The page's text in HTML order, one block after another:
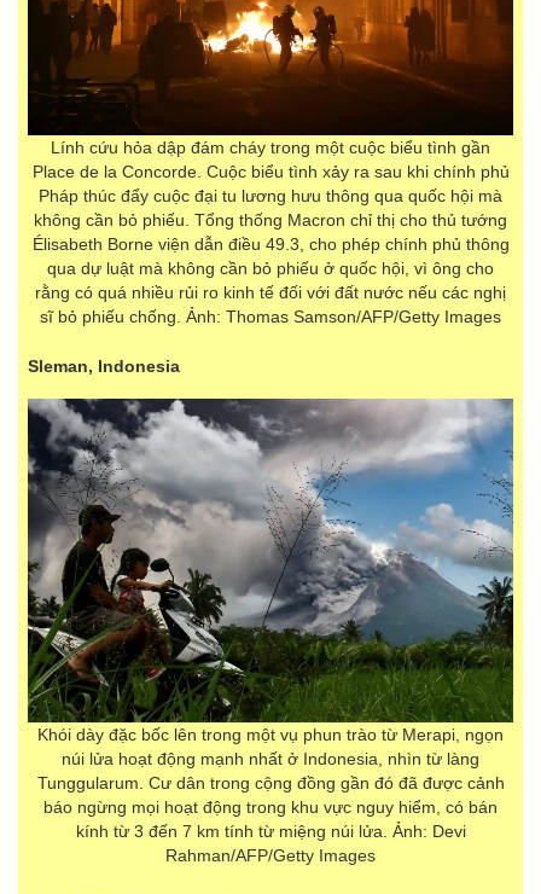
Lính cứu hỏa dập đám cháy trong một cuộc biểu tình gần
Place de la Concorde. Cuộc biểu tình xảy ra sau khi chính phủ
Pháp thúc đẩy cuộc đại tu lương hưu thông qua quốc hội mà
không cần bỏ phiếu. Tổng thống Macron chỉ thị cho thủ tướng
Élisabeth Borne viện dẫn điều 49.3, cho phép chính phủ thông
qua dự luật mà không cần bỏ phiếu ở quốc hội, vì ông cho
rằng có quá nhiều rủi ro kinh tế đối với đất nước nếu các nghị
sĩ bỏ phiếu chống. Ảnh: Thomas Samson/AFP/Getty Images
Sleman, Indonesia
Khói dày đặc bốc lên trong một vụ phun trào từ Merapi, ngọn
núi lửa hoạt động mạnh nhất ở Indonesia, nhìn từ làng
Tunggularum. Cư dân trong cộng đồng gần đó đã được cảnh
báo ngừng mọi hoạt động trong khu vực nguy hiểm, có bán
kính từ 3 đến 7 km tính từ miệng núi lửa. Ảnh: Devi
Rahman/AFP/Getty Images